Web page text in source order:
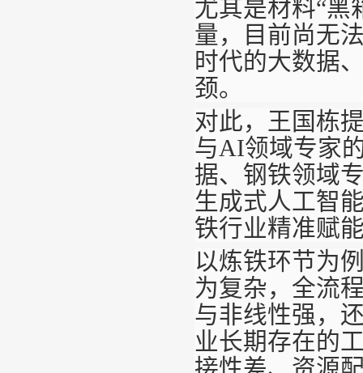
尤其是材料“黑
量，目前尚无
时代的大数据
颈。
对此，王国栋
与AI领域专家
据、钢铁领域
生成式人工智
铁行业精准赋
以炼铁环节为
为复杂，全流
与非线性强，
业长期存在的